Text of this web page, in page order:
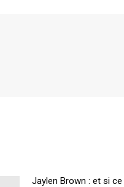
Jaylen Brown : et si